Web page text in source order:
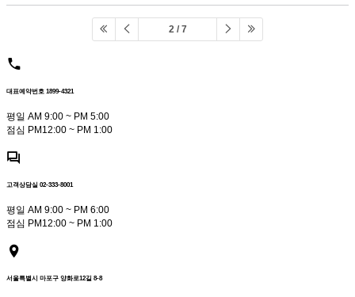
2 / 7
대표예약번호 1899-4321
평일 AM 9:00 ~ PM 5:00
점심 PM12:00 ~ PM 1:00
고객상담실 02-333-8001
평일 AM 9:00 ~ PM 6:00
점심 PM12:00 ~ PM 1:00
서울특별시 마포구 양화로12길 8-8